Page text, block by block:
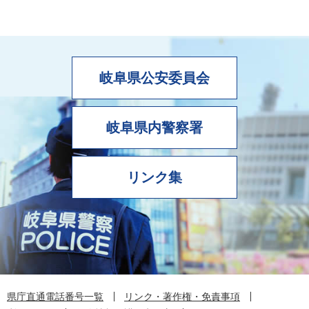
岐阜県公安委員会
岐阜県内警察署
リンク集
県庁直通電話番号一覧
リンク・著作権・免責事項